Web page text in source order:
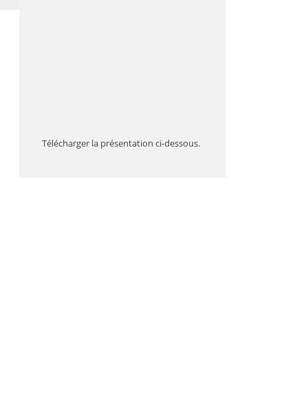
Télécharger la présentation ci-dessous.